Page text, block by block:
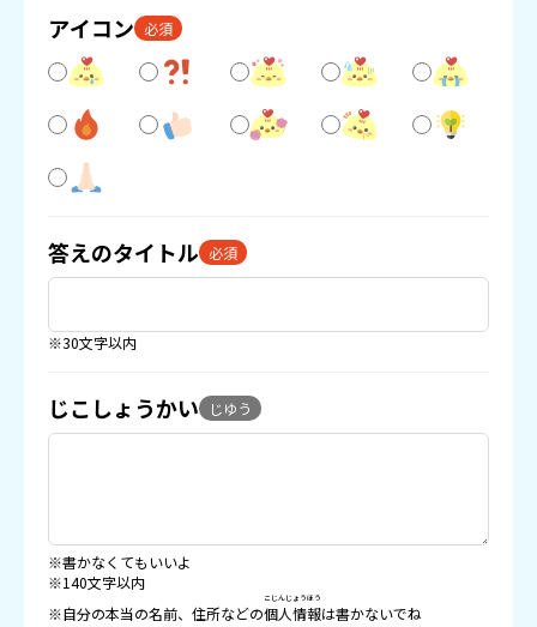
アイコン 必須
答えのタイトル 必須
※30文字以内
じこしょうかい じゆう
※書かなくてもいいよ
※140文字以内
※自分の本当の名前、住所などの個人情報
こじんじょうほう
は書かないでね